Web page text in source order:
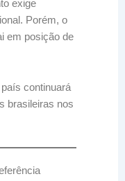
exige
Porém, o
em posição de
continuará
brasileiras nos